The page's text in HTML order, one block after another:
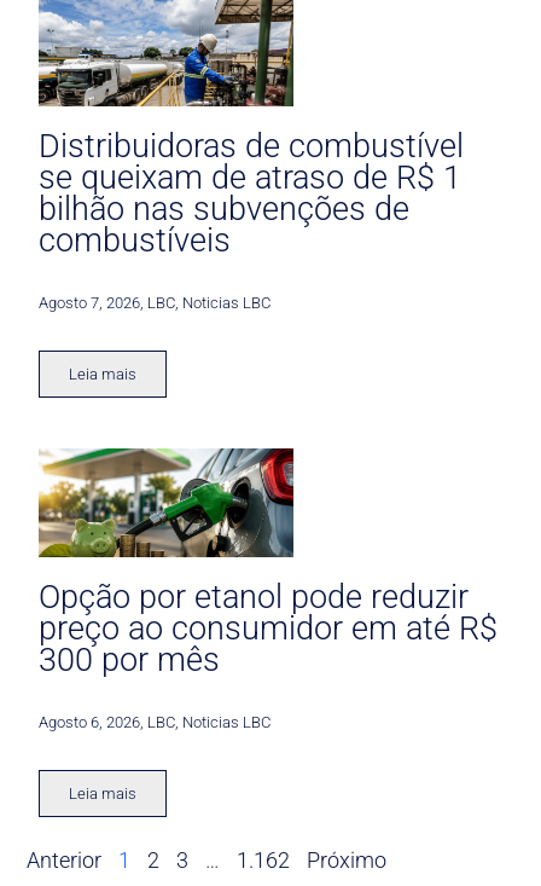
Distribuidoras de combustível
se queixam de atraso de R$ 1
bilhão nas subvenções de
combustíveis
Agosto 7, 2026 LBC Noticias LBC
Leia mais
Opção por etanol pode reduzir
preço ao consumidor em até R$
300 por mês
Agosto 6, 2026 LBC Noticias LBC
Leia mais
Anterior 1 2 3 … 1.162 Próximo